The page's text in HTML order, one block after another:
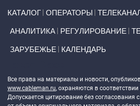
КАТАЛОГ ОПЕРАТОРЫ
АНАЛИТИКА РЕГУЛИРОВАНИЕ
ЗАРУБЕЖЬЕ КАЛЕНДАРЬ
Все права на материалы и новости,
www.cableman.ru, охраняются в
Допускается цитирование без согласования